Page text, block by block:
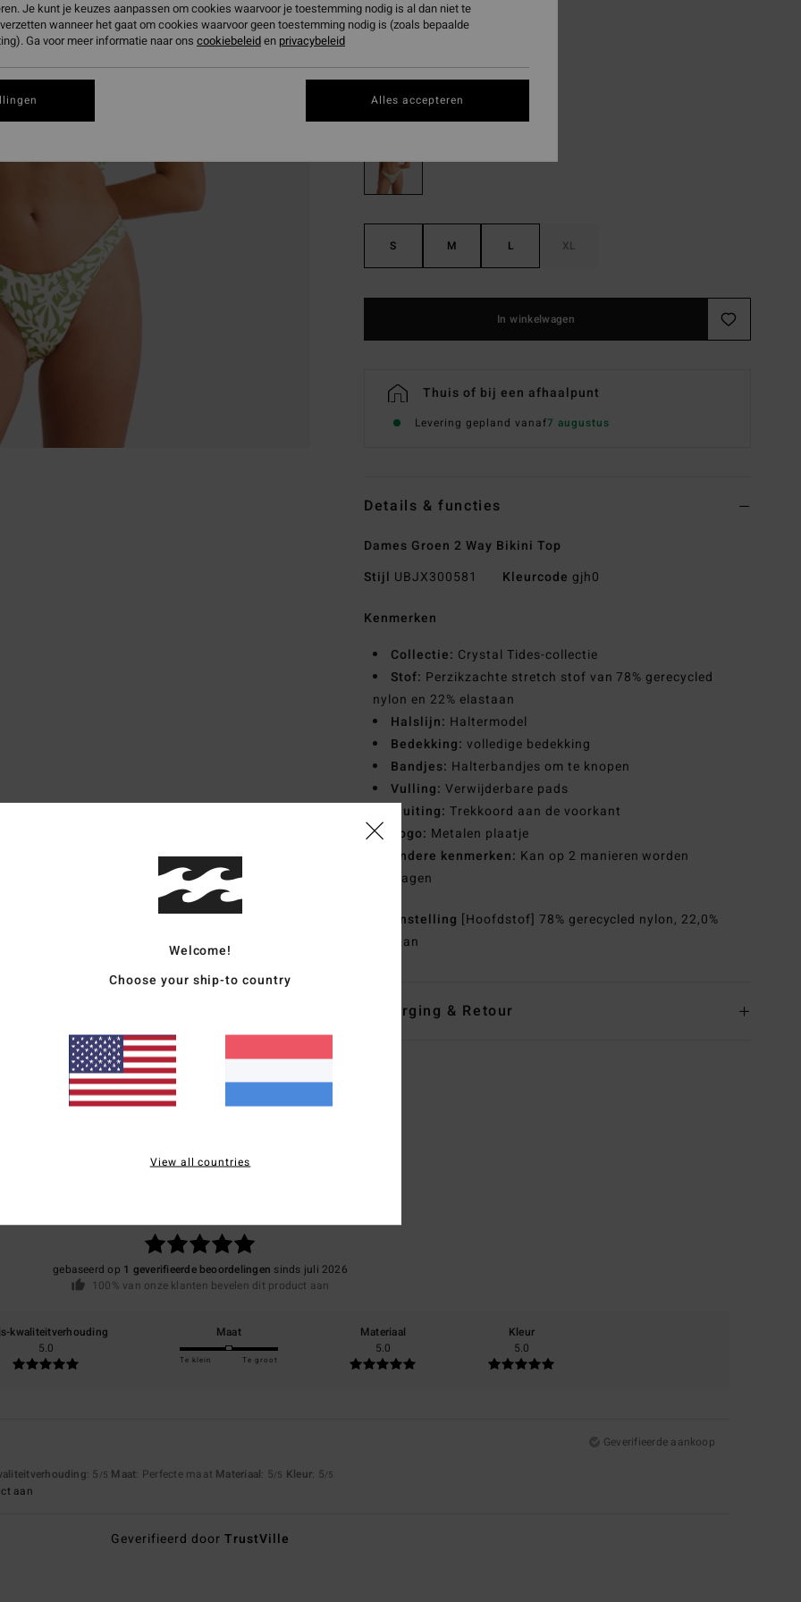
SALE
KleurCelery
S M L XL
In winkelwagen
Thuis of bij een afhaalpunt
Levering gepland vanaf7 augustus
Details & functies
Dames Groen 2 Way Bikini Top
Stijl UBJX300581 Kleurcode gjh0
Kenmerken
Collectie: Crystal Tides-collectie
Stof: Perzikzachte stretch stof van 78% gerecycled
nylon en 22% elastaan
Halslijn: Haltermodel
Bedekking: volledige bedekking
Bandjes: Halterbandjes om te knopen
Vulling: Verwijderbare pads
Sluiting: Trekkoord aan de voorkant
Logo: Metalen plaatje
Andere kenmerken: Kan op 2 manieren worden
gedragen
Samenstelling [Hoofdstof] 78% gerecycled nylon, 22,0%
elastaan
Bezorging & Retour
Gemiddelde score
gebaseerd op 1 geverifieerde beoordelingen sinds juli 2026
100% van onze klanten bevelen dit product aan
kwaliteitverhouding
5.0
Maat
Te klein Te groot
Materiaal
5.0
Kleur
5.0
Geverifieerde aankoop
: 5 /5 Maat: Perfecte maat Materiaal: 5/5 Kleur: 5/5
aan
Geverifieerd door TrustVille
Welcome!
Choose your ship-to country
View all countries
Je kunt je keuzes aanpassen om cookies waarvoor je toestemming nodig is al dan niet te
wanneer het gaat om cookies waarvoor geen toestemming nodig is (zoals bepaalde
Ga voor meer informatie naar ons cookiebeleiden privacybeleid
Alles accepteren